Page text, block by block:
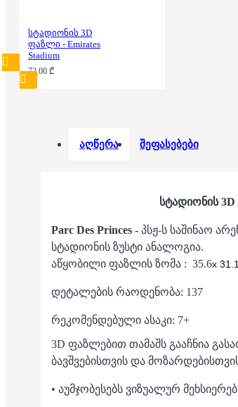
სტადიონის 3D
ფაზლი - Emirates
Stadium
72.00 ₾
აღწერა შეფასებები
სტადიონის
Parc Des Princes - პსჟ-ს საშინაო
სტადიონის ზუსტი ანალოგია.
აწყობილი ფაზლის ზომა : 35.6x
დეტალების რაოდენობა: 137
რეკომენდებული ასაკი: 7+
3D ფაზლებით თამაშს გააჩნია
ბავშვებისთვის და
• აუმჯობესებს ვიზუალურ